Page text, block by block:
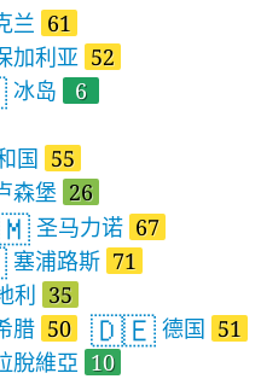
兰 61
加利亚 52
冰岛 6
国 55
森堡 26
圣马力诺 67
塞浦路斯 71
利 35
腊 50 🇩🇪 德国 51
脫維亞 10